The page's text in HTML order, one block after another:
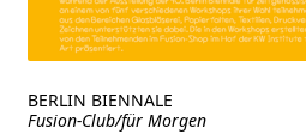
BERLIN BIENNALE
Fusion-Club/für Morgen